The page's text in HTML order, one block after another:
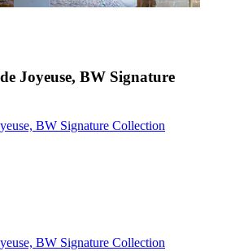
Joyeuse, BW Signature
BW Signature Collection
BW Signature Collection